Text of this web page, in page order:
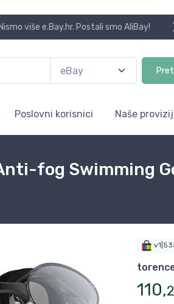
Nismo više e.Bay.hr. Postali smo AliBay!
Poslovni korisnici Naše
fog Swimming
110,